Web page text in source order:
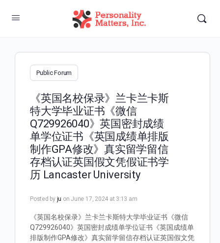
Public Forum
《英国名校保录》兰卡兰卡斯
特大学毕业证书《微信
Q729926040》英国密封成绩
单学位证书《英国成绩单排版
制作GPA修改》真实留学留信
存档认证英国假文凭假证书学
历 Lancaster University
Posted by ju on June 17, 2024 at 3:13 am
《英国名校保录》兰卡兰卡斯特大学毕业证书《微信
Q729926040》英国密封成绩单学位证书《英国成绩单
排版制作GPA修改》真实留学留信存档认证英国假文凭